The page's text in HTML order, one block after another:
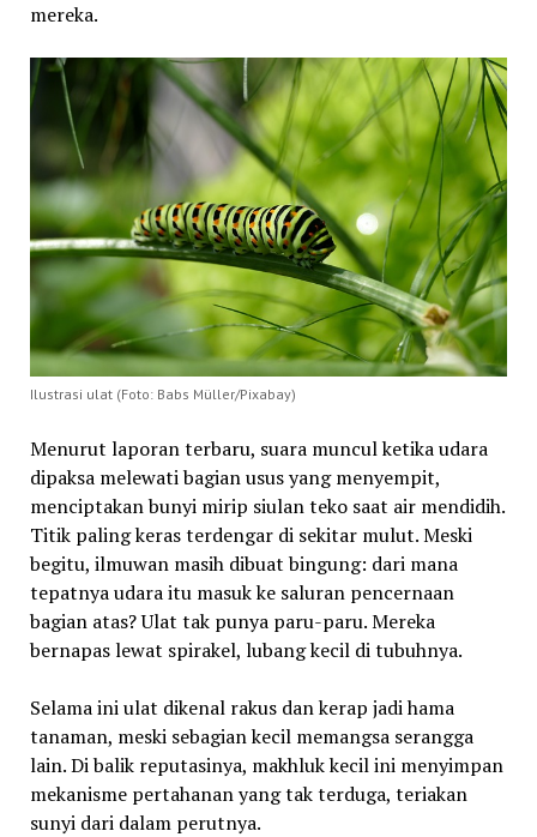
mereka.
Ilustrasi ulat (Foto: Babs Müller/Pixabay)
Menurut laporan terbaru, suara muncul ketika udara
dipaksa melewati bagian usus yang menyempit,
menciptakan bunyi mirip siulan teko saat air mendidih.
Titik paling keras terdengar di sekitar mulut. Meski
begitu, ilmuwan masih dibuat bingung: dari mana
tepatnya udara itu masuk ke saluran pencernaan
bagian atas? Ulat tak punya paru-paru. Mereka
bernapas lewat spirakel, lubang kecil di tubuhnya.
Selama ini ulat dikenal rakus dan kerap jadi hama
tanaman, meski sebagian kecil memangsa serangga
lain. Di balik reputasinya, makhluk kecil ini menyimpan
mekanisme pertahanan yang tak terduga, teriakan
sunyi dari dalam perutnya.